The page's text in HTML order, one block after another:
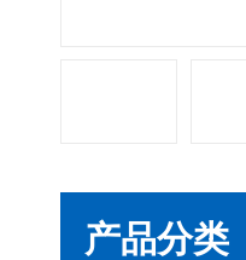
产品分类